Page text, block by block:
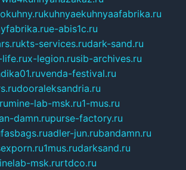
kuhnyaekuhnyaafabrika.ru
e-abis1c.ru
kts-services.rudark-sand.ru
x-legion.rusib-archives.ru
venda-festival.ru
dooraleksandria.ru
mine-lab-msk.ru1-mus.ru
damn.rupurse-factory.ru
fasbags.ruadler-jun.rubandamn.ru
1mus.rudarksand.ru
msk.rurtdco.ru